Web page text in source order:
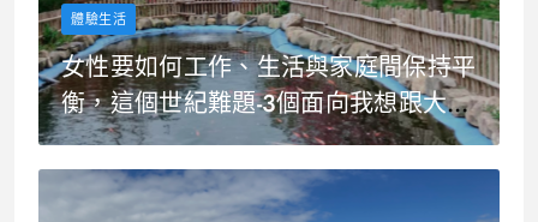
體驗生活
女性要如何工作、生活與家庭間保持平
衡，這個世紀難題-3個面向我想跟大家
分享的心境體驗